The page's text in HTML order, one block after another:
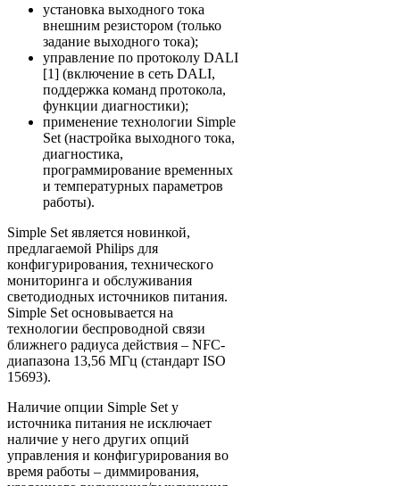
установка выходного тока
внешним резистором (только
задание выходного тока);
управление по протоколу DALI
[1] (включение в сеть DALI,
поддержка команд протокола,
функции диагностики);
применение технологии Simple
Set (настройка выходного тока,
диагностика,
программирование временных
и температурных параметров
работы).
Simple Set является новинкой,
предлагаемой Philips для
конфигурирования, технического
мониторинга и обслуживания
светодиодных источников питания.
Simple Set основывается на
технологии беспроводной связи
ближнего радиуса действия – NFC-
диапазона 13,56 МГц (стандарт ISO
15693).
Наличие опции Simple Set у
источника питания не исключает
наличие у него других опций
управления и конфигурирования во
время работы – диммирования,